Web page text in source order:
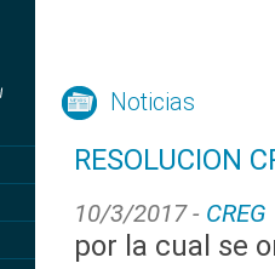
Noticias
RESOLUCION
10/3/2017 - CREG
por la cual se